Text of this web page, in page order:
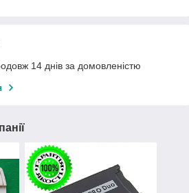
14 днів за домовленістю